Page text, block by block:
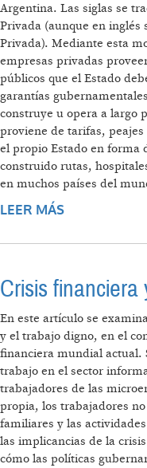
Argentina. Las siglas se
Privada (aunque en inglés
Privada). Mediante esta
empresas privadas
públicos que el Estado
garantías
construye u opera a largo
proviene de tarifas,
el propio Estado en forma
construido rutas,
en muchos países del
LEER MÁS
Crisis
En este artículo se
y el trabajo digno, en el
financiera mundial actual.
trabajo en el sector
trabajadores de las
propia, los trabajadores
familiares y las
las implicancias de la
cómo las políticas